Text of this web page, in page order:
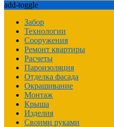
add-toggle
Забор
Технологии
Сооружения
Ремонт квартиры
Расчеты
Пароизоляция
Отделка фасада
Окрашивание
Монтаж
Крыша
Изделия
Своими руками